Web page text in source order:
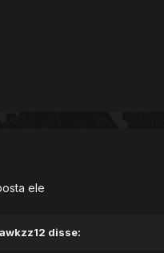
ele
disse: